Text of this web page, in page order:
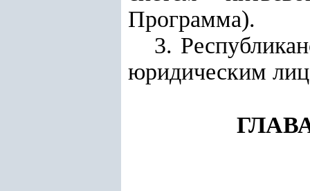
Программа).
3.
юридическим